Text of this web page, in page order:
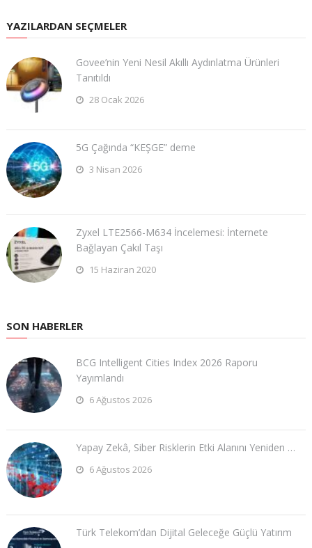
YAZILARDAN SEÇMELER
Govee’nin Yeni Nesil Akıllı Aydınlatma Ürünleri
Tanıtıldı
28 Ocak 2026
5G Çağında “KEŞGE” deme
3 Nisan 2026
Zyxel LTE2566-M634 İncelemesi: İnternete
Bağlayan Çakıl Taşı
15 Haziran 2020
SON HABERLER
BCG Intelligent Cities Index 2026 Raporu
Yayımlandı
6 Ağustos 2026
Yapay Zekâ, Siber Risklerin Etki Alanını Yeniden …
6 Ağustos 2026
Türk Telekom’dan Dijital Geleceğe Güçlü Yatırım